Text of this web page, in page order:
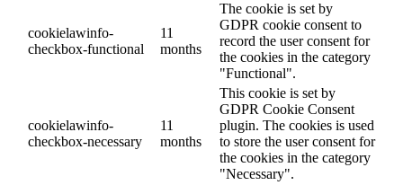
cookielawinfo-
checkbox-functional
11
months
The cookie is set by
GDPR cookie consent to
record the user consent for
the cookies in the category
"Functional".
cookielawinfo-
checkbox-necessary
11
months
This cookie is set by
GDPR Cookie Consent
plugin. The cookies is used
to store the user consent for
the cookies in the category
"Necessary".